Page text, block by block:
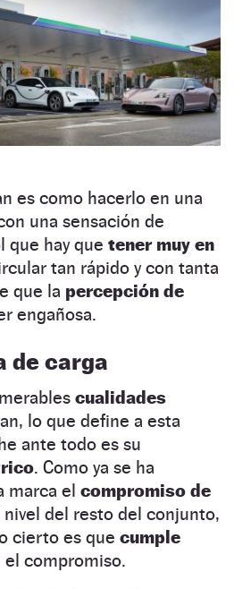
es como hacerlo en una
una sensación de
que hay que tener muy en
tan rápido y con tanta
que la percepción de
engañosa.
de carga
cualidades
lo que define a esta
ante todo es su
. Como ya se ha
marca el compromiso de
del resto del conjunto,
cierto es que cumple
el compromiso.